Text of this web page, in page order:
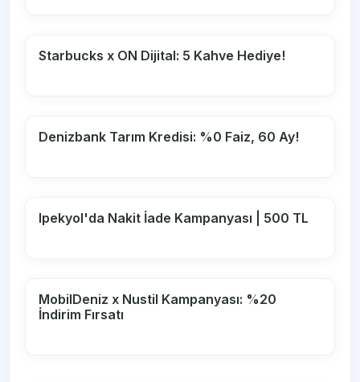
Starbucks x ON Dijital: 5 Kahve Hediye!
Denizbank Tarım Kredisi: %0 Faiz, 60 Ay!
Ipekyol'da Nakit İade Kampanyası | 500 TL
MobilDeniz x Nustil Kampanyası: %20
İndirim Fırsatı